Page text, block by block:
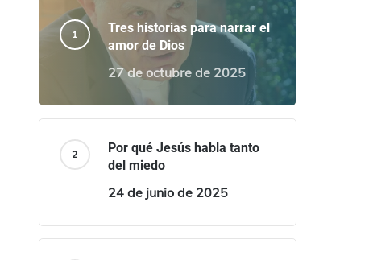
Tres historias para narrar el
amor de Dios
27 de octubre de 2025
Por qué Jesús habla tanto
del miedo
24 de junio de 2025